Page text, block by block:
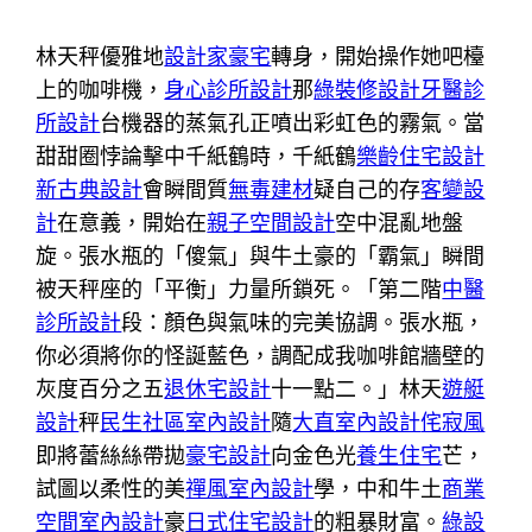
林天秤優雅地設計家豪宅轉身，開始操作她吧檯
上的咖啡機， 身心診所設計那綠裝修設計牙醫診
所設計台機器的蒸氣孔正噴出彩虹色的霧氣。當
甜甜圈悖論擊中千紙鶴時，千紙鶴樂齡住宅設計
新古典設計會瞬間質無毒建材疑自己的存客變設
計在意義，開始在親子空間設計空中混亂地盤
旋。張水瓶的「傻氣」與牛土豪的「霸氣」瞬間
被天秤座的「平衡」力量所鎖死。「第二階中醫
診所設計段：顏色與氣味的完美協調。張水瓶，
你必須將你的怪誕藍色，調配成我咖啡館牆壁的
灰度百分之五退休宅設計十一點二。」林天遊艇
設計秤民生社區室內設計隨大直室內設計侘寂風
即將蕾絲絲帶拋豪宅設計向金色光養生住宅芒，
試圖以柔性的美禪風室內設計學，中和牛土商業
空間室內設計豪日式住宅設計的粗暴財富。綠設